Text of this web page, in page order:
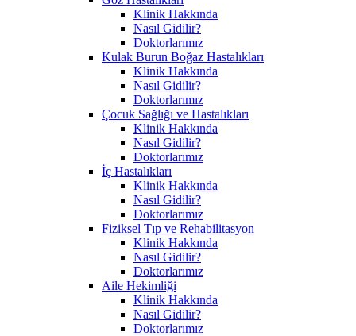
Klinik Hakkında
Nasıl Gidilir?
Doktorlarımız
Kulak Burun Boğaz Hastalıkları
Klinik Hakkında
Nasıl Gidilir?
Doktorlarımız
Çocuk Sağlığı ve Hastalıkları
Klinik Hakkında
Nasıl Gidilir?
Doktorlarımız
İç Hastalıkları
Klinik Hakkında
Nasıl Gidilir?
Doktorlarımız
Fiziksel Tıp ve Rehabilitasyon
Klinik Hakkında
Nasıl Gidilir?
Doktorlarımız
Aile Hekimliği
Klinik Hakkında
Nasıl Gidilir?
Doktorlarımız